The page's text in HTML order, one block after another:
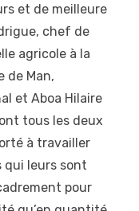
et de meilleure
chef de
agricole à la
de Man,
et Aboa Hilaire
tous les deux
à travailler
qui leurs sont
pour